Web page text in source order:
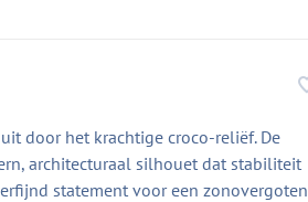
door het krachtige croco-reliëf. De
architecturaal silhouet dat stabiliteit
statement voor een zonovergoten